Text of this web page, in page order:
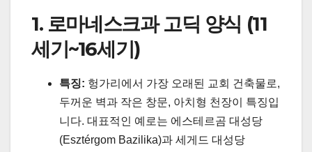
1. 로마네스크과 고딕 양식 (11
세기~16세기)
특징: 헝가리에서 가장 오래된 교회 건축물로,
두꺼운 벽과 작은 창문, 아치형 천장이 특징입
니다. 대표적인 예로는 에스테르곰 대성당
(Esztérgom Bazilika)과 세게드 대성당